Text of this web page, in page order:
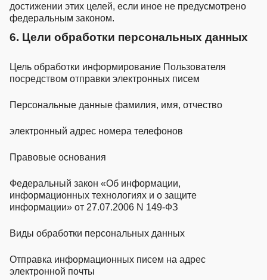
достижении этих целей, если иное не предусмотрено
федеральным законом.
6. Цели обработки персональных данных
Цель обработки информирование Пользователя
посредством отправки электронных писем
Персональные данные фамилия, имя, отчество
электронный адрес номера телефонов
Правовые основания
Федеральный закон «Об информации,
информационных технологиях и о защите
информации» от 27.07.2006 N 149-ФЗ
Виды обработки персональных данных
Отправка информационных писем на адрес
электронной почты